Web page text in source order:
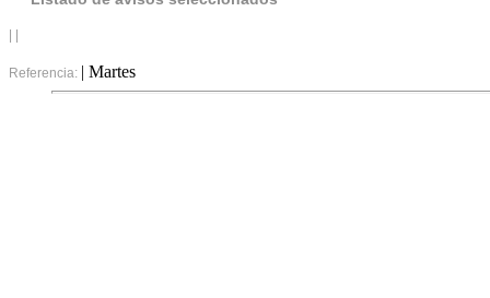
Referencia: | Martes